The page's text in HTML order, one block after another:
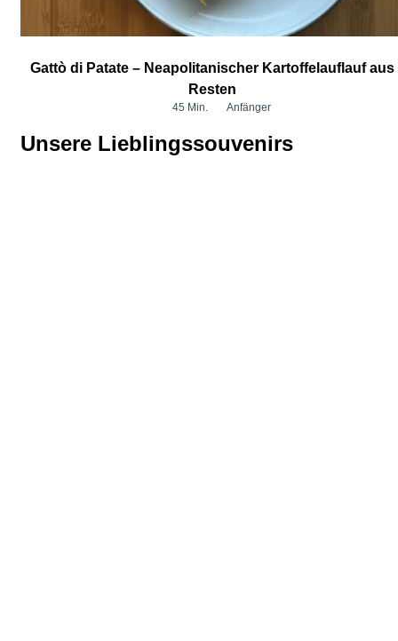
Gattò di Patate – Neapolitanischer Kartoffelauflauf aus
Resten
45 Min. Anfänger
Unsere Lieblingssouvenirs